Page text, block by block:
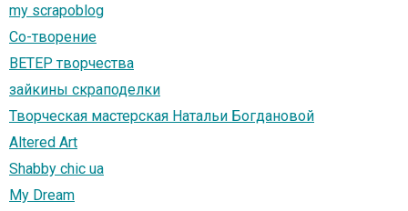
my scrapoblog
Со-творение
ВЕТЕР творчества
зайкины скраподелки
Творческая мастерская Натальи Богдановой
Altered Art
Shabby chic ua
My Dream